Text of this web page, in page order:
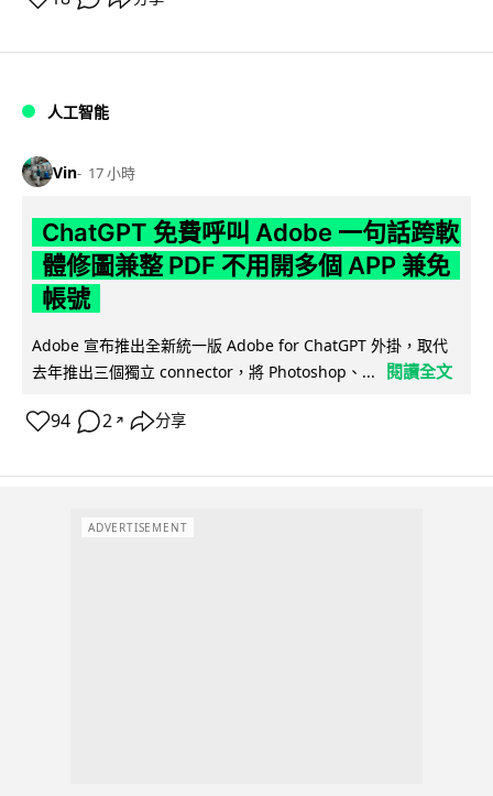
人工智能
Vin 17 小時
ChatGPT 免費呼叫 Adobe 一句話跨軟
體修圖兼整 PDF 不用開多個 APP 兼免
帳號
Adobe 宣布推出全新統一版 Adobe for ChatGPT 外掛，取代
去年推出三個獨立 connector，將 Photoshop、...
閱讀全文
94 2 ↗ 分享
ADVERTISEMENT